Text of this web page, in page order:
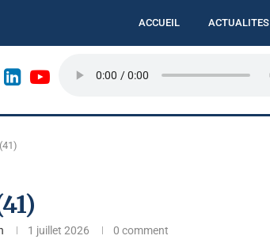
ACCUEIL ACTUALITES
REFUS DES BILLETS USÉS COMPLIQUE...
1 juillet 2026 0 comment